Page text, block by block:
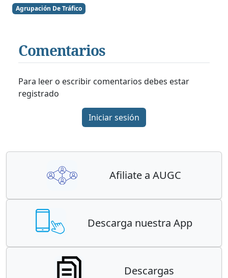
Agrupación De Tráfico
Comentarios
Para leer o escribir comentarios debes estar
registrado
Iniciar sesión
Afiliate a AUGC
Descarga nuestra App
Descargas